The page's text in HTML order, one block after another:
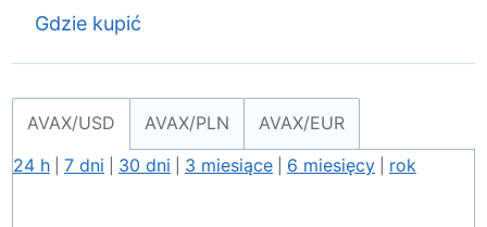
Gdzie kupić
AVAX/USD AVAX/PLN
AVAX/EUR
24 h
7 dni 30 dni 3 miesiące 6 miesięcy rok